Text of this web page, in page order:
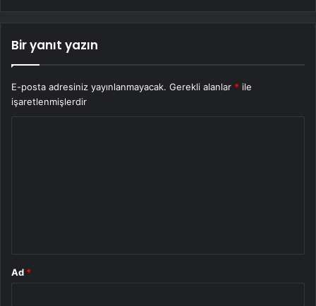
Bir yanıt yazın
E-posta adresiniz yayınlanmayacak. Gerekli alanlar * ile
işaretlenmişlerdir
Ad *